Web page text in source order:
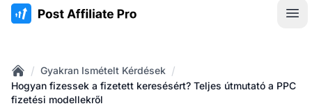
:site.title
Home
/ Gyakran Ismételt Kérdések /
Hogyan fizessek a fizetett keresésért? Teljes útmutató a PPC
fizetési modellekről